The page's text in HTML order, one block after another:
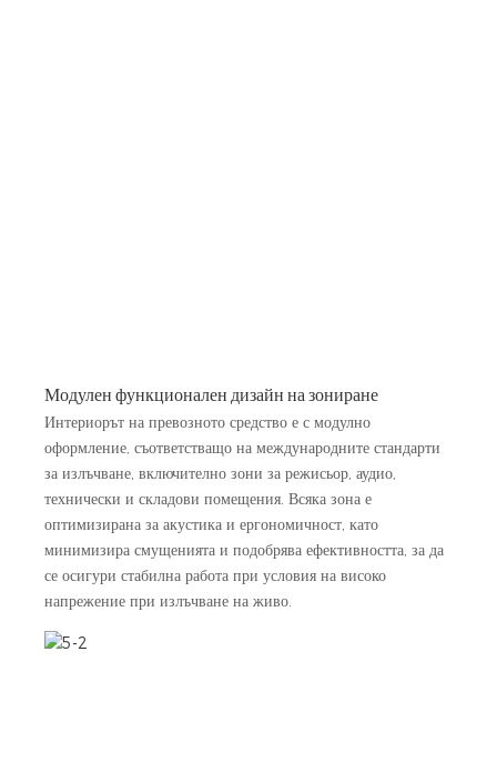
Модулен функционален дизайн на зониране
Интериорът на превозното средство е с модулно
оформление, съответстващо на международните стандарти
за излъчване, включително зони за режисьор, аудио,
технически и складови помещения. Всяка зона е
оптимизирана за акустика и ергономичност, като
минимизира смущенията и подобрява ефективността, за да
се осигури стабилна работа при условия на високо
напрежение при излъчване на живо.